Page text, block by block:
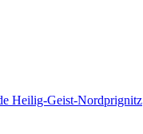
Heilig-Geist-Nordprignitz